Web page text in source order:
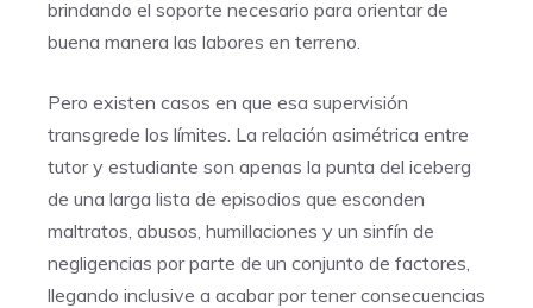
brindando el soporte necesario para orientar de
buena manera las labores en terreno.
Pero existen casos en que esa supervisión
transgrede los límites. La relación asimétrica entre
tutor y estudiante son apenas la punta del iceberg
de una larga lista de episodios que esconden
maltratos, abusos, humillaciones y un sinfín de
negligencias por parte de un conjunto de factores,
llegando inclusive a acabar por tener consecuencias